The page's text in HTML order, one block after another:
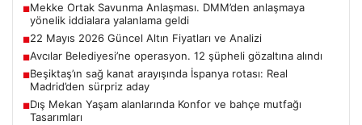
■Mekke Ortak Savunma Anlaşması. DMM’den anlaşmaya
yönelik iddialara yalanlama geldi
■22 Mayıs 2026 Güncel Altın Fiyatları ve Analizi
■Avcılar Belediyesi’ne operasyon. 12 şüpheli gözaltına alındı
■Beşiktaş’ın sağ kanat arayışında İspanya rotası: Real
Madrid’den sürpriz aday
■Dış Mekan Yaşam alanlarında Konfor ve bahçe mutfağı
Tasarımları